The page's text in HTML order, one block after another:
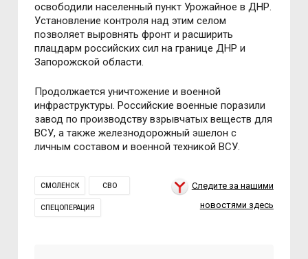
освободили населенный пункт Урожайное в ДНР.
Установление контроля над этим селом
позволяет выровнять фронт и расширить
плацдарм российских сил на границе ДНР и
Запорожской области.
Продолжается уничтожение и военной
инфраструктуры. Российские военные поразили
завод по производству взрывчатых веществ для
ВСУ, а также железнодорожный эшелон с
личным составом и военной техникой ВСУ.
СМОЛЕНСК СВО
СПЕЦОПЕРАЦИЯ
Следите за нашими
новостями здесь